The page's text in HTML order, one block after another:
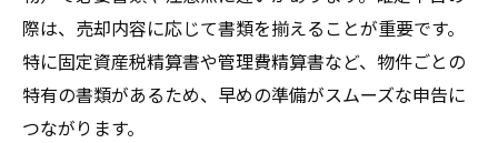
際は、売却内容に応じて書類を揃えることが重要です。
特に固定資産税精算書や管理費精算書など、物件ごとの
特有の書類があるため、早めの準備がスムーズな申告に
つながります。